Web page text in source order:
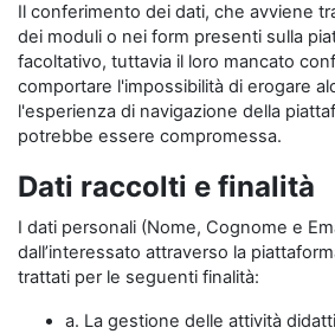
Il conferimento dei dati, che avviene
dei moduli o nei form presenti sulla
facoltativo, tuttavia il loro mancato
comportare l'impossibilità di erogare
l'esperienza di navigazione della
potrebbe essere compromessa.
Dati raccolti e finalità
I dati personali (Nome, Cognome e
dall’interessato attraverso la
trattati per le seguenti finalità:
a. La gestione delle attività